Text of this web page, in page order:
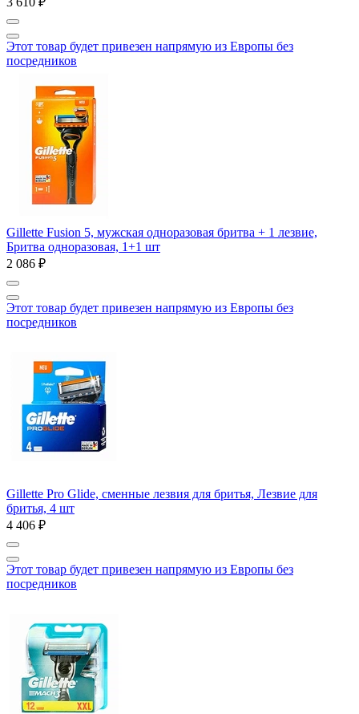
Этот товар будет привезен напрямую из Европы без
посредников
Gillette Fusion 5, мужская одноразовая бритва + 1 лезвие,
Бритва одноразовая, 1+1 шт
2 086 ₽
Этот товар будет привезен напрямую из Европы без
посредников
Gillette Pro Glide, сменные лезвия для бритья, Лезвие для
бритья, 4 шт
4 406 ₽
Этот товар будет привезен напрямую из Европы без
посредников